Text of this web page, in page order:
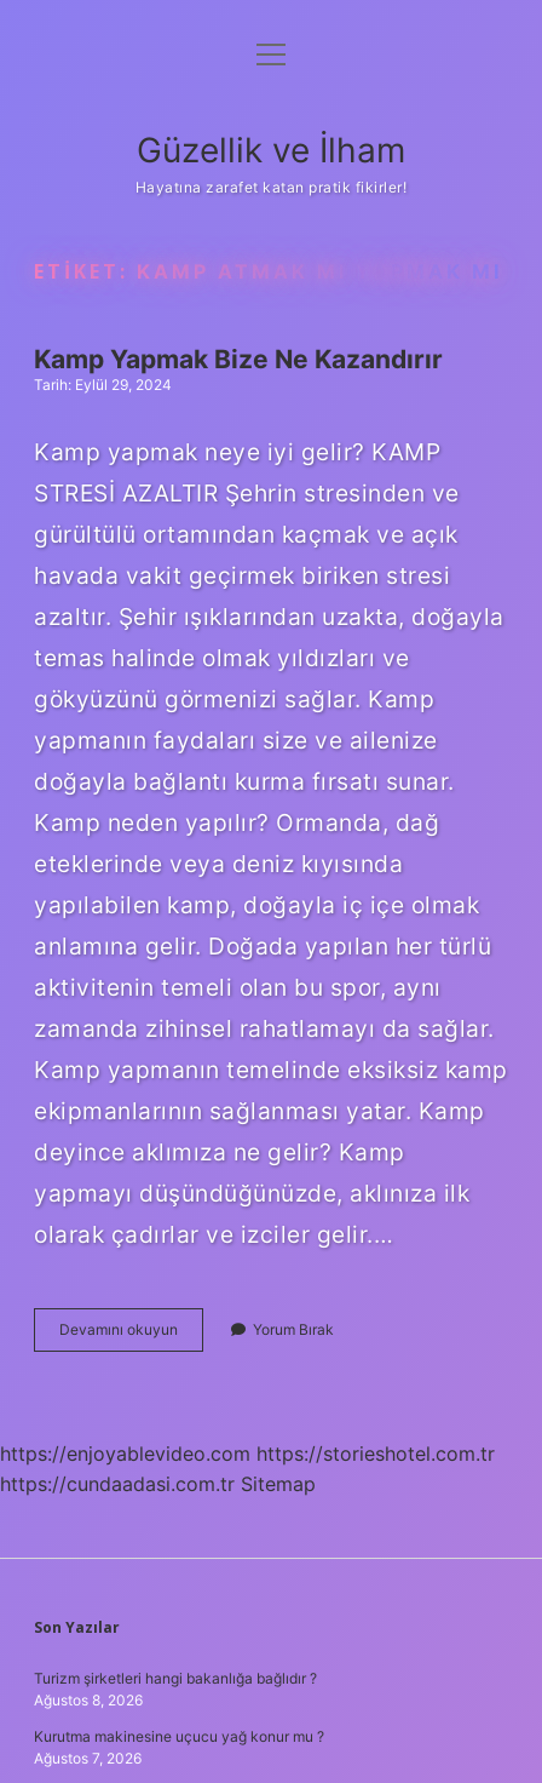
Anasayfa
Yasal Uyarı
menüyü
Güzellik ve İlham
Hayatına zarafet katan pratik fikirler!
ETIKET: KAMP ATMAK MI YAPMAK MI
Kamp Yapmak Bize Ne Kazandırır
Tarih: Eylül 29, 2024
Kamp yapmak neye iyi gelir? KAMP
STRESİ AZALTIR Şehrin stresinden ve
gürültülü ortamından kaçmak ve açık
havada vakit geçirmek biriken stresi
azaltır. Şehir ışıklarından uzakta, doğayla
temas halinde olmak yıldızları ve
gökyüzünü görmenizi sağlar. Kamp
yapmanın faydaları size ve ailenize
doğayla bağlantı kurma fırsatı sunar.
Kamp neden yapılır? Ormanda, dağ
eteklerinde veya deniz kıyısında
yapılabilen kamp, ​​doğayla iç içe olmak
anlamına gelir. Doğada yapılan her türlü
aktivitenin temeli olan bu spor, aynı
zamanda zihinsel rahatlamayı da sağlar.
Kamp yapmanın temelinde eksiksiz kamp
ekipmanlarının sağlanması yatar. Kamp
deyince aklımıza ne gelir? Kamp
yapmayı düşündüğünüzde, aklınıza ilk
olarak çadırlar ve izciler gelir.…
Devamını okuyun
Yapmak
Yorum Bırak
https://enjoyablevideo.com https://storieshotel.com.tr
https://cundaadasi.com.tr Sitemap
SIDEBAR
Son Yazılar
Turizm şirketleri hangi bakanlığa bağlıdır ?
Ağustos 8, 2026
Kurutma makinesine uçucu yağ konur mu ?
Ağustos 7, 2026